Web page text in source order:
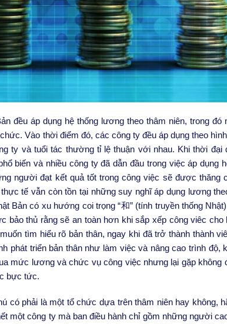
đều áp dụng hệ thống lương theo thâm niên, trong đó
Vào thời điểm đó, các công ty đều áp dụng theo
ty và tuổi tác thường tỉ lệ thuận với nhau. Khi thời đại
biến và nhiều công ty đã dẫn đầu trong việc áp dụng
người đạt kết quả tốt trong công việc sẽ được thăng
tế vẫn còn tồn tại những suy nghĩ áp dụng lương
Bản có xu hướng coi trọng “和” (tính truyền thống
bảo thủ rằng sẽ an toàn hơn khi sắp xếp công viêc cho
tìm hiểu rõ bản thân, ngay khi đã trở thành thành
phát triển bản thân như làm việc và nâng cao trình độ,
mức lương và chức vụ công việc nhưng lại gặp không
bực tức.
có phải là một tổ chức dựa trên thâm niên hay không,
một công ty mà ban điều hành chỉ gồm những người